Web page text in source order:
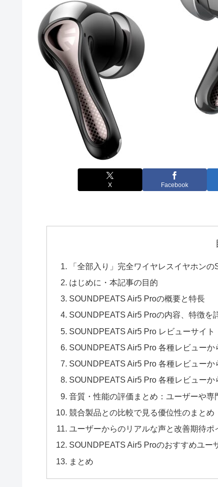
X Facebook
「全部入り」完全ワイヤレスイヤホン
はじめに・本記事の目的
SOUNDPEATS Air5 Proの概要と特長
SOUNDPEATS Air5 Proの内容、特徴を
SOUNDPEATS Air5 Pro レビューサイト
SOUNDPEATS Air5 Pro 各種レビューか
SOUNDPEATS Air5 Pro 各種レビュー
SOUNDPEATS Air5 Pro 各種レビュー
音質・性能の評価まとめ：ユーザーや専
競合製品との比較で見る優位性のまとめ
ユーザーからのリアルな声と改善期待ポ
SOUNDPEATS Air5 Proのおすすめユー
まとめ